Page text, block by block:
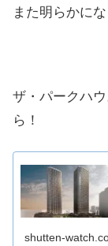
また明らかに
ザ・パークハ
ら！
shutten-